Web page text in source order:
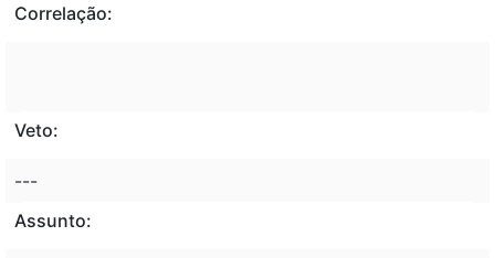
Correlação:
Veto:
---
Assunto: